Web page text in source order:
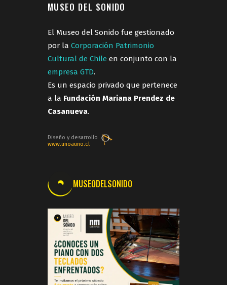
MUSEO DEL SONIDO
El Museo del Sonido fue gestionado
por la Corporación Patrimonio
Cultural de Chile en conjunto con la
empresa GTD.
Es un espacio privado que pertenece
a la Fundación Mariana Prendez de
Casanueva.
Diseño y desarrollo
www.unoauno.cl
MUSEODELSONIDO